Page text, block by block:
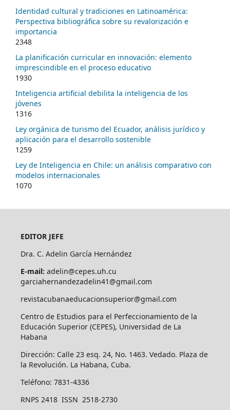
Identidad cultural y tradiciones en Latinoamérica:
Perspectiva bibliográfica sobre su revalorización e
importancia
2348
La planificación curricular en innovación: elemento
imprescindible en el proceso educativo
1930
Inteligencia artificial debilita la inteligencia de los
jóvenes
1316
Ley orgánica de turismo del Ecuador, análisis jurídico y
aplicación para el desarrollo sostenible
1259
Ley de Inteligencia en Chile: un análisis comparativo con
modelos internacionales
1070
EDITOR JEFE
Dra. C. Adelin García Hernández
E-mail: adelin@cepes.uh.cu
garciahernandezadelin41@gmail.com
revistacubanaeducacionsuperior@gmail.com
Centro de Estudios para el Perfeccionamiento de la
Educación Superior (CEPES), Universidad de La
Habana
Dirección: Calle 23 esq. 24, No. 1463. Vedado. Plaza de
la Revolución. La Habana, Cuba.
Teléfono: 7831-4336
RNPS 2418 ISSN 2518-2730